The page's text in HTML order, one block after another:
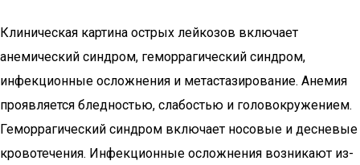
Клиническая картина острых лейкозов включает
анемический синдром, геморрагический синдром,
инфекционные осложнения и метастазирование. Анемия
проявляется бледностью, слабостью и головокружением.
Геморрагический синдром включает носовые и десневые
кровотечения. Инфекционные осложнения возникают из-